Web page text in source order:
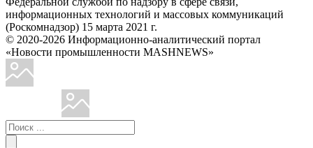
информационных технологий и массовых коммуникаций
(Роскомнадзор) 15 марта 2021 г.
© 2020-2026 Информационно-аналитический портал
«Новости промышленности MASHNEWS»